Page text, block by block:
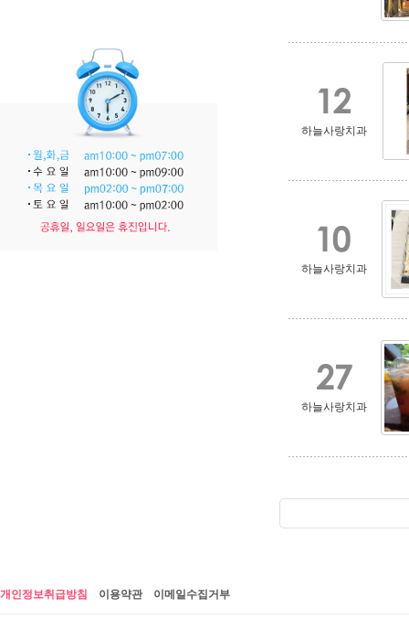
하늘사랑치과
하늘사랑치과
하늘사랑치과
개인정보취급방침 이용약관 이메일수집거부